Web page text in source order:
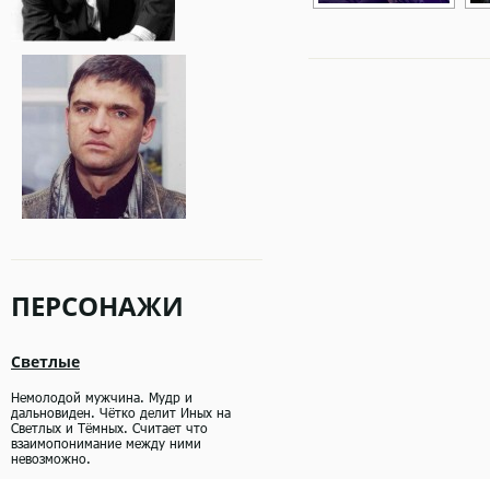
ПЕРСОНАЖИ
Светлые
Немолодой мужчина. Мудр и
дальновиден. Чётко делит Иных на
Светлых и Тёмных. Считает что
взаимопонимание между ними
невозможно.